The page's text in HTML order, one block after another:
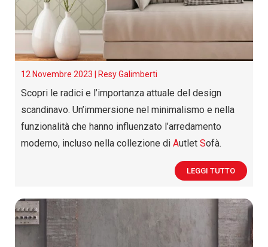
12 Novembre 2023 | Resy Galimberti
Scopri le radici e l’importanza attuale del design
scandinavo. Un’immersione nel minimalismo e nella
funzionalità che hanno influenzato l’arredamento
moderno, incluso nella collezione di Autlet Sofà.
LEGGI TUTTO